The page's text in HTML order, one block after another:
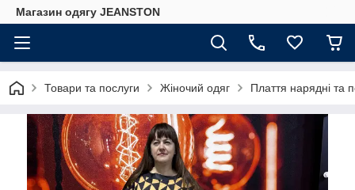
Магазин одягу JEANSTON
Товари та послуги Жіночий одяг Плаття нарядні та